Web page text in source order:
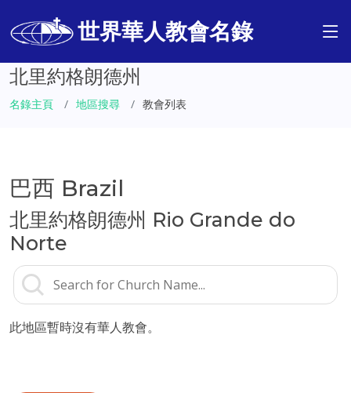
世界華人教會名錄
北里約格朗德州
名錄主頁 地區搜尋 教會列表
巴西 Brazil
北里約格朗德州 Rio Grande do
Norte
此地區暫時沒有華人教會。